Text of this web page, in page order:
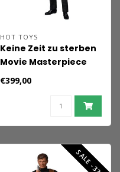
HOT TOYS
Keine Zeit zu sterben
Movie Masterpiece
Actionfigur 1/6 James
€399,00
SALE -33%